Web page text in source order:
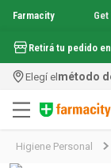
Farmacity
Hasta 6 cuotas
Elegí elmétodo
Higiene Personal